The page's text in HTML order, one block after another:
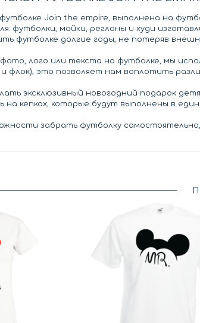
Join the empire, выполнена на
футболки, майки, регланы и худи
футболке долгие годы, не потеряв
лого или текста на футболке, мы
флок), это позволяет нам воплотить
эксклюзивный новогодний подарок
на кепках, которые будут выполнены в
забрать футболку